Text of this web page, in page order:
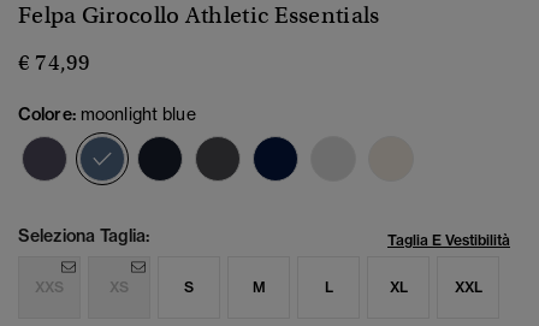
Felpa Girocollo Athletic Essentials
€ 74,99
Colore: moonlight blue
selezionato
Seleziona Taglia: Taglia E Vestibilità
XXS XS S M L XL XXL